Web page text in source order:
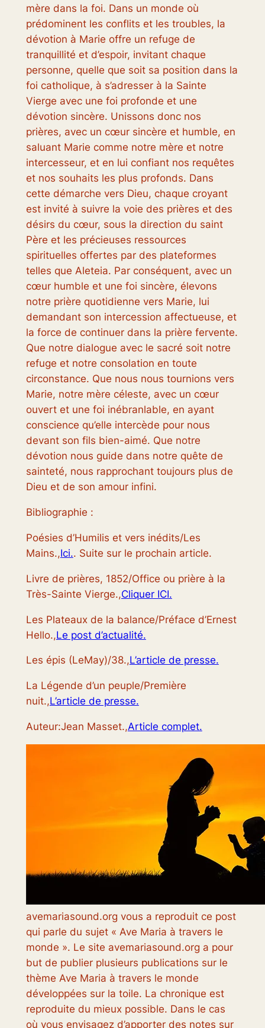
mère dans la foi. Dans un monde où
prédominent les conflits et les troubles, la
dévotion à Marie offre un refuge de
tranquillité et d’espoir, invitant chaque
personne, quelle que soit sa position dans la
foi catholique, à s’adresser à la Sainte
Vierge avec une foi profonde et une
dévotion sincère. Unissons donc nos
prières, avec un cœur sincère et humble, en
saluant Marie comme notre mère et notre
intercesseur, et en lui confiant nos requêtes
et nos souhaits les plus profonds. Dans
cette démarche vers Dieu, chaque croyant
est invité à suivre la voie des prières et des
désirs du cœur, sous la direction du saint
Père et les précieuses ressources
spirituelles offertes par des plateformes
telles que Aleteia. Par conséquent, avec un
cœur humble et une foi sincère, élevons
notre prière quotidienne vers Marie, lui
demandant son intercession affectueuse, et
la force de continuer dans la prière fervente.
Que notre dialogue avec le sacré soit notre
refuge et notre consolation en toute
circonstance. Que nous nous tournions vers
Marie, notre mère céleste, avec un cœur
ouvert et une foi inébranlable, en ayant
conscience qu’elle intercède pour nous
devant son fils bien-aimé. Que notre
dévotion nous guide dans notre quête de
sainteté, nous rapprochant toujours plus de
Dieu et de son amour infini.
Bibliographie :
Poésies d’Humilis et vers inédits/Les
Mains.,Ici.. Suite sur le prochain article.
Livre de prières, 1852/Office ou prière à la
Très-Sainte Vierge.,Cliquer ICI.
Les Plateaux de la balance/Préface d’Ernest
Hello.,Le post d’actualité.
Les épis (LeMay)/38.,L’article de presse.
La Légende d’un peuple/Première
nuit.,L’article de presse.
Auteur:Jean Masset.,Article complet.
avemariasound.org vous a reproduit ce post
qui parle du sujet « Ave Maria à travers le
monde ». Le site avemariasound.org a pour
but de publier plusieurs publications sur le
thème Ave Maria à travers le monde
développées sur la toile. La chronique est
reproduite du mieux possible. Dans le cas
où vous envisagez d’apporter des notes sur